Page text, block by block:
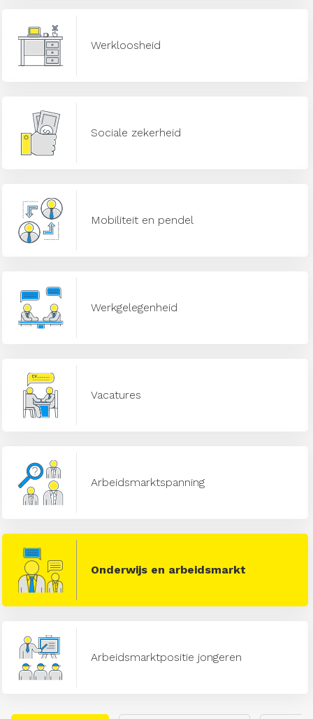
Werkloosheid
Sociale zekerheid
Mobiliteit en pendel
Werkgelegenheid
Vacatures
Arbeidsmarktspanning
Onderwijs en arbeidsmarkt
Arbeidsmarktpositie jongeren